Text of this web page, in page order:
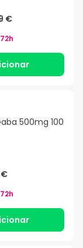
€
500mg 100
€